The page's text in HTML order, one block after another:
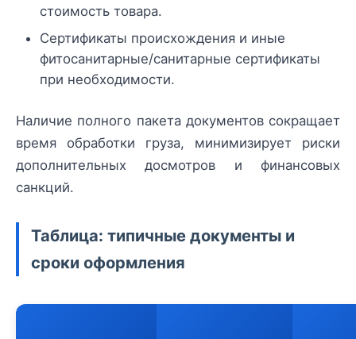
стоимость товара.
Сертификаты происхождения и иные
фитосанитарные/санитарные сертификаты
при необходимости.
Наличие полного пакета документов сокращает
время обработки груза, минимизирует риски
дополнительных досмотров и финансовых
санкций.
Таблица: типичные документы и
сроки оформления